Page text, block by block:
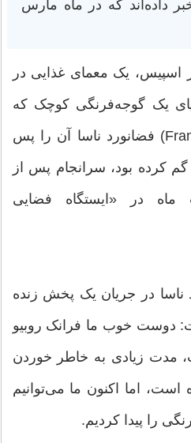
داده‌اند که در ماه مارس
اسپیس، یک معمای غذایی در
یک گوجه‌فرنگی کوچک که
«فرانک روبیو» (Frank Rubio) فضانورد ناسا آن را پس
کرده بود، سرانجام پس از
در «ایستگاه فضایی
ناسا در جریان یک پخش زنده
دوست خوب ما فرانک روبیو
مدت زیادی به خاطر خوردن
اما اکنون ما می‌توانیم
را پیدا کردیم.